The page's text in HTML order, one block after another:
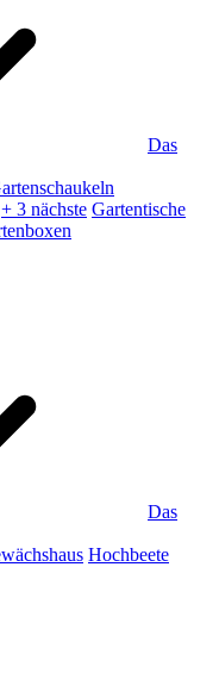
Das
+ 3 nächste Gartentische
Das
Hochbeete